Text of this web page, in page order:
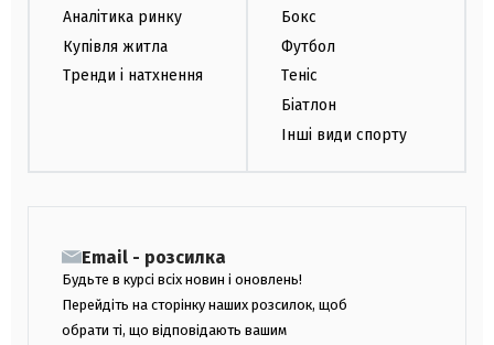
Аналітика ринку
Купівля житла
Тренди і натхнення
Бокс
Футбол
Теніс
Біатлон
Інші види спорту
Email - розсилка
Будьте в курсі всіх новин і оновлень!
Перейдіть на сторінку наших розсилок, щоб
обрати ті, що відповідають вашим